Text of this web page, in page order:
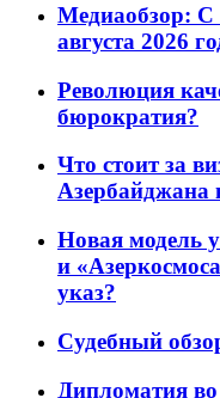
Медиаобзор: С
августа 2026
Революция
бюрократия?
Что стоит за
Азербайджана
Новая модель
и
указ?
Судебный
Дипломатия